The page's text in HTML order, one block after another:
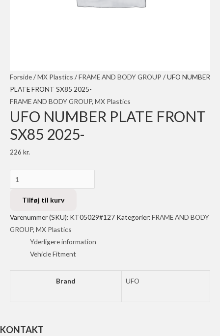
Forside/MX Plastics /FRAME AND BODY GROUP / UFO NUMBER
PLATE FRONT SX85 2025-
FRAME AND BODY GROUP, MX Plastics
UFO NUMBER PLATE FRONT
SX85 2025-
226 kr.
UFO
NUMBER
PLATETilføj til kurv
Varenummer (SKU): KT05029#127 Kategorier:FRAME AND BODY
GROUP, MX Plastics
Yderligere information
Vehicle Fitment
Brand UFO
KONTAKT